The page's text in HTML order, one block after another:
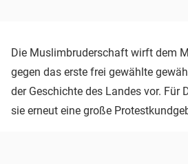
Die Muslimbruderschaft wirft dem
gegen das erste frei gewählte
der Geschichte des Landes vor. Für
sie erneut eine große